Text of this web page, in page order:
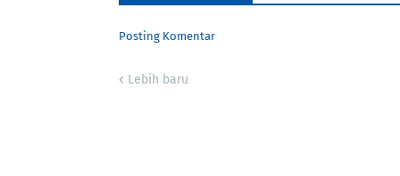
Posting Komentar
Lebih baru